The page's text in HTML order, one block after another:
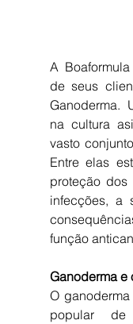
A
de seus
Ganoderma.
na cultura
vasto
Entre elas
proteção
infecções, a
função
Ganoderma e
O
popular